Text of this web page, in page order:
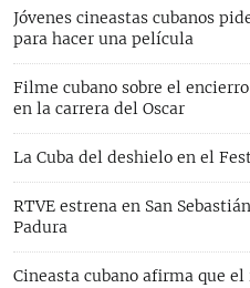
Jóvenes cineastas cubanos
para hacer una película
Filme cubano sobre el
en la carrera del Oscar
La Cuba del deshielo en el
RTVE estrena en San
Padura
Cineasta cubano afirma que